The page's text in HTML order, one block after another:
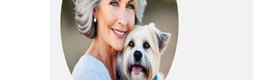
un espace sûr
pour que les
chiens puissent
poser leur tête
Matériau
mélangé en